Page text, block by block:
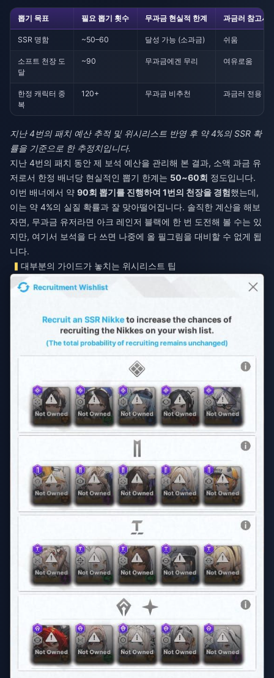
뽑기 목표 필요 뽑기 횟수 무과금 현실적 한계 과금러 참고사
SSR 명함 ~50–60 달성 가능 (소과금) 쉬움
소프트 천장 도
달
~90 무과금에겐 무리 여유로움
한정 캐릭터 중
복
120+ 무과금 비추천 과금러 전용
지난 4번의 패치 예산 추적 및 위시리스트 반영 후 약 4%의 SSR 확
률을 기준으로 한 추정치입니다.
지난 4번의 패치 동안 제 보석 예산을 관리해 본 결과, 소액 과금 유
저로서 한정 배너당 현실적인 뽑기 한계는 50~60회 정도입니다.
이번 배너에서 약 90회 뽑기를 진행하여 1번의 천장을 경험했는데,
이는 약 4%의 실질 확률과 잘 맞아떨어집니다. 솔직한 계산을 해보
자면, 무과금 유저라면 아크 레인저 블랙에 한 번 도전해 볼 수는 있
지만, 여기서 보석을 다 쓰면 나중에 올 필그림을 대비할 수 없게 됩
니다.
대부분의 가이드가 놓치는 위시리스트 팁